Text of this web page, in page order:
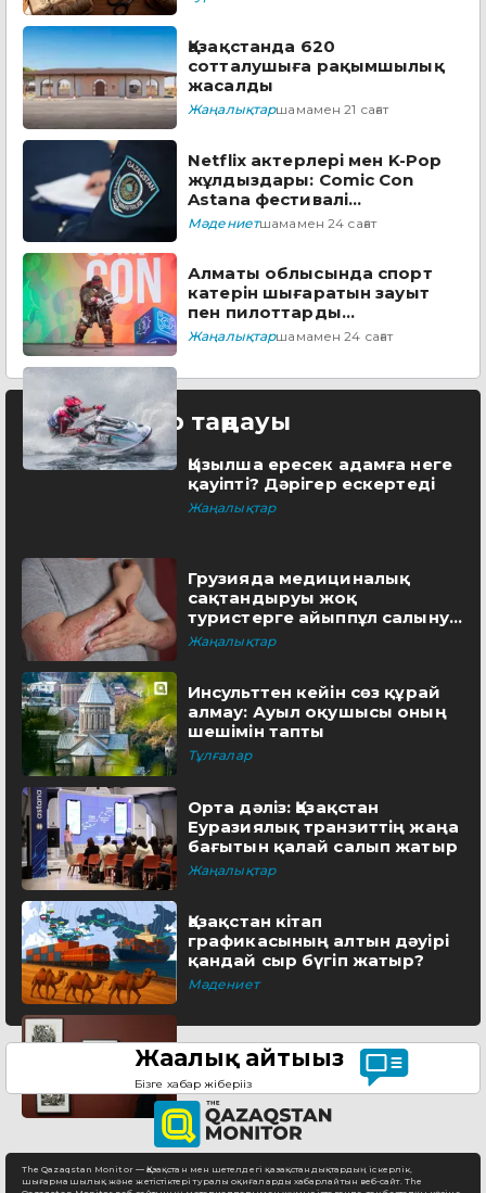
Қазақстанда 620
сотталушыға рақымшылық
жасалды
Жаңалықтаршамамен 21 сағат
Netflix актерлері мен K-Pop
жұлдыздары: Comic Con
Astana фестивалі
бағдарламасын ұсынды
Мәдениетшамамен 24 сағат
Алматы облысында спорт
катерін шығаратын зауыт
пен пилоттарды
дайындайтын академия
Жаңалықтаршамамен 24 сағат
Редактор таңдауы
Қызылша ересек адамға неге
қауіпті? Дәрігер ескертеді
Жаңалықтар
Грузияда медициналық
сақтандыруы жоқ
туристерге айыппұл салынуы
мүмкін
Жаңалықтар
Инсульттен кейін сөз құрай
алмау: Ауыл оқушысы оның
шешімін тапты
Тұлғалар
Орта дәліз: Қазақстан
Еуразиялық транзиттің жаңа
бағытын қалай салып жатыр
Жаңалықтар
Қазақстан кітап
графикасының алтын дәуірі
қандай сыр бүгіп жатыр?
Мәдениет
Жаңалық айтыңыз
Бізге хабар жіберіңіз
The Qazaqstan Monitor — Қазақстан мен шетелдегі қазақстандықтардың іскерлік,
шығармашылық және жетістіктері туралы оқиғаларды хабарлайтын веб-сайт. The